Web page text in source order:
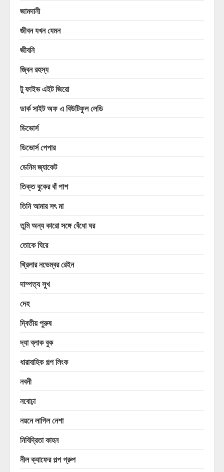
জামদানী
জীবন যখন যেমন
জীবনি
জ্বিন রহস্য
টু ফাইভ এইট জিরো
ডার্ক সাইট অফ এ বিউটিফুল লেডি
ডিভোর্স
ডিভোর্স পেপার
ডেনিম জ্যাকেট
তিক্ত বুকের বাঁ পাশ
তিনি আমার সৎ মা
তুমি অন্য কারো সঙ্গে বেঁধো ঘর
তোকে ঘিরে
থ্রিলার নভেম্বর রেইন
দাম্পত্য সুখ
দেহ
দ্বিতীয় পুরুষ
দ্যা ব্লাক বুক
ধারাবাহিক গল্প লিংক
নবনী
নবোঢ়া
নয়নে লাগিল নেশা
নিবিদ্রিতা কাহন
নীল ক্যাফের গল্প গ্রুপ